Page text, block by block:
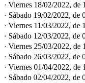
· Viernes 18/02/2022, de
· Sábado 19/02/2022, de
· Viernes 11/03/2022, de
· Sábado 12/03/2022, de
· Viernes 25/03/2022, de
· Sábado 26/03/2022, de
· Viernes 01/04/2022, de
· Sábado 02/04/2022, de